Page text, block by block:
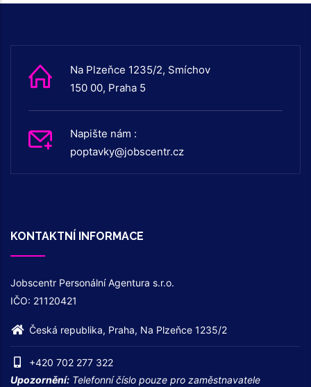
Na Plzeňce 1235/2, Smíchov
150 00, Praha 5
Napište nám :
poptavky@jobscentr.cz
KONTAKTNÍ INFORMACE
Jobscentr Personální Agentura s.r.o.
IČO: 21120421
Česká republika, Praha, Na Plzeňce 1235/2
+420 702 277 322
Upozornění: Telefonní číslo pouze pro zaměstnavatele